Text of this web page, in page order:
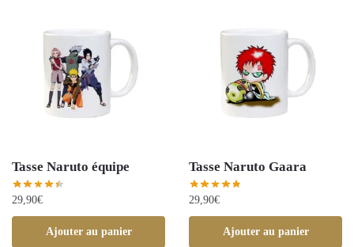
Tasse Naruto équipe
29,90€
Ajouter au panier
Tasse Naruto Gaara
29,90€
Ajouter au panier